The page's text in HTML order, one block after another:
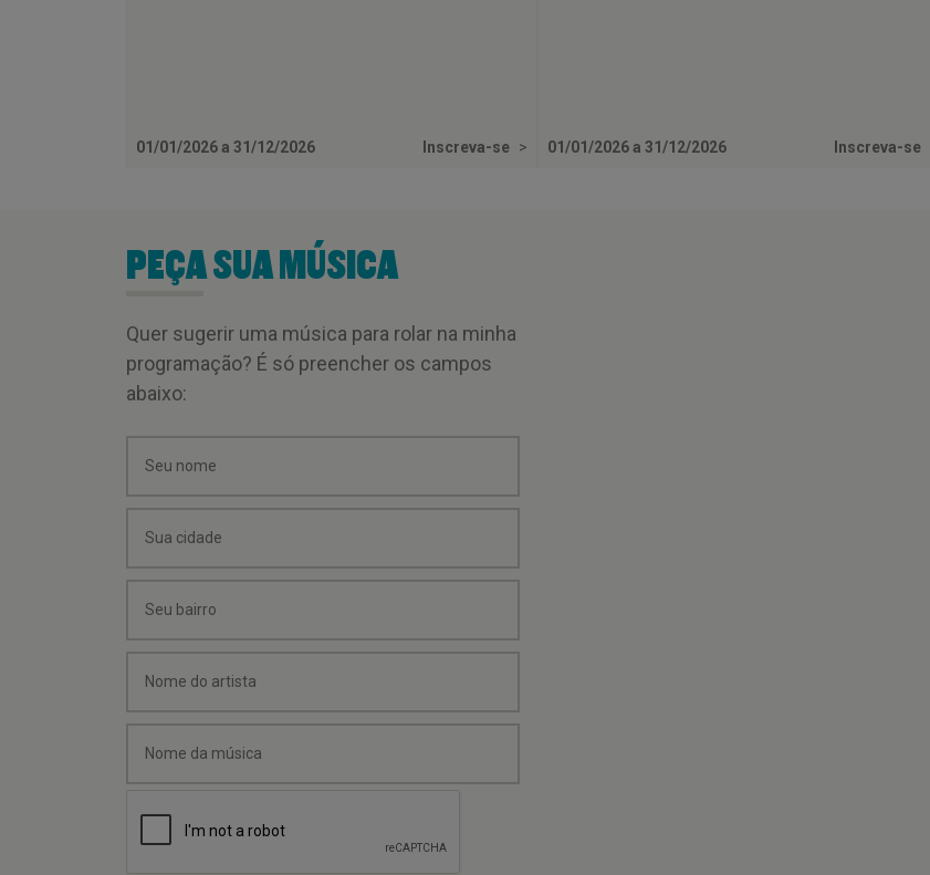
01/01/2026 a 31/12/2026 Inscreva-se > 01/01/2026 a 31/12/2026 Inscreva-se
PEÇA SUA MÚSICA
Quer sugerir uma música para rolar na minha
programação? É só preencher os campos
abaixo: